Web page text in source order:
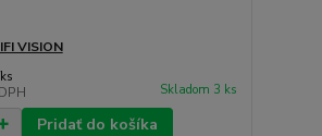
VISION
ks
Skladom 3 ks
Pridať do košíka